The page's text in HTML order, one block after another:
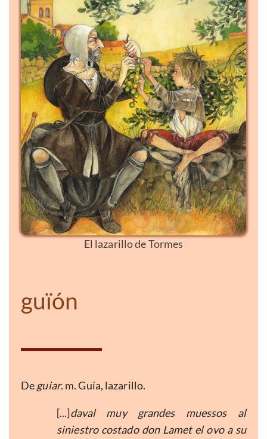
El lazarillo de Tormes
guïón
Deguiar. m. Guía, lazarillo.
[...]daval muy grandes muessos al
siniestro costado don Lamet el ovo a su